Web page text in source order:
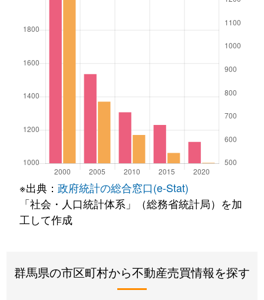
※出典： 政府統計の総合窓口(e-Stat)
「社会・人口統計体系」（総務省統計局）を加
工して作成
群馬県の市区町村から不動産売買情報を探す